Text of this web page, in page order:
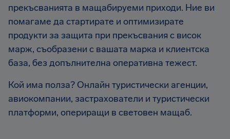
прекъсванията в мащабируеми приходи. Ние ви
помагаме да стартирате и оптимизирате
продукти за защита при прекъсвания с висок
марж, съобразени с вашата марка и клиентска
база, без допълнителна оперативна тежест.
Кой има полза? Онлайн туристически агенции,
авиокомпании, застрахователи и туристически
платформи, опериращи в световен мащаб.